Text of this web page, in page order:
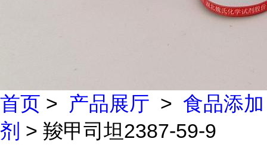
首页 > 产品展厅 > 食品添加
剂 > 羧甲司坦2387-59-9